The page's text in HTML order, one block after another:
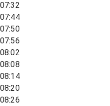
07:32
07:44
07:50
07:56
08:02
08:08
08:14
08:20
08:26